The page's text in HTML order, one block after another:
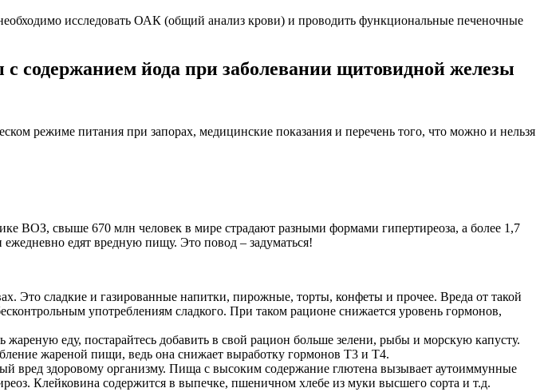
исследовать ОАК (общий анализ крови) и проводить функциональные печеночные
содержанием йода при заболевании щитовидной железы
режиме питания при запорах, медицинские показания и перечень того, что можно и нельзя
ВОЗ, свыше 670 млн человек в мире страдают разными формами гипертиреоза, а более 1,7
едят вредную пищу. Это повод – задуматься!
Это сладкие и газированные напитки, пирожные, торты, конфеты и прочее. Вреда от такой
употреблениям сладкого. При таком рационе снижается уровень гормонов,
еду, постарайтесь добавить в свой рацион больше зелени, рыбы и морскую капусту.
жареной пищи, ведь она снижает выработку гормонов Т3 и Т4.
вред здоровому организму. Пища с высоким содержание глютена вызывает аутоиммунные
Клейковина содержится в выпечке, пшеничном хлебе из муки высшего сорта и т.д.